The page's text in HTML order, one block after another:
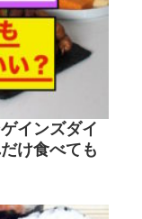
インズダイ
け食べても